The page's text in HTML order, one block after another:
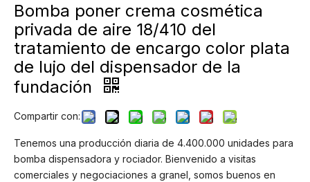
Bomba poner crema cosmética
privada de aire 18/410 del
tratamiento de encargo color plata
de lujo del dispensador de la
fundación
Compartir con:
Tenemos una producción diaria de 4.400.000 unidades para
bomba dispensadora y rociador. Bienvenido a visitas
comerciales y negociaciones a granel, somos buenos en